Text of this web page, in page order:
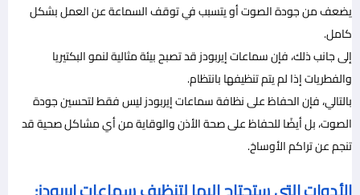
يضعف من جودة الصوت أو يتسبب في توقف السماعة عن العمل بشكل
كامل.
إلى جانب ذلك، فإن سماعات إيربودز قد تصبح بيئة مثالية لنمو البكتيريا
والفطريات إذا لم يتم تنظيفها بانتظام.
بالتالي، فإن الحفاظ على نظافة سماعات إيربودز ليس فقط لتحسين جودة
الصوت، بل أيضًا للحفاظ على صحة الأذن والوقاية من أي مشاكل صحية قد
تنجم عن تراكم الأوساخ.